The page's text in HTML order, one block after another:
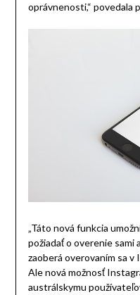
oprávnenosti,“ povedala
„Táto nová funkcia
požiadať o overenie sami
zaoberá overovaním sa v
Ale nová možnosť
austrálskymu